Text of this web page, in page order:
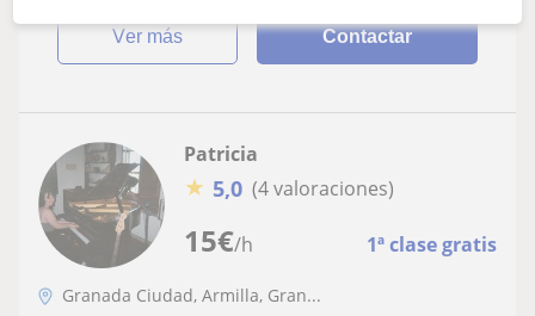
ver más Contactar
15€/h 1ª clase gratis
Patricia
★ 5,0 (4 valoraciones)
Granada Ciudad, Armilla, Gran...